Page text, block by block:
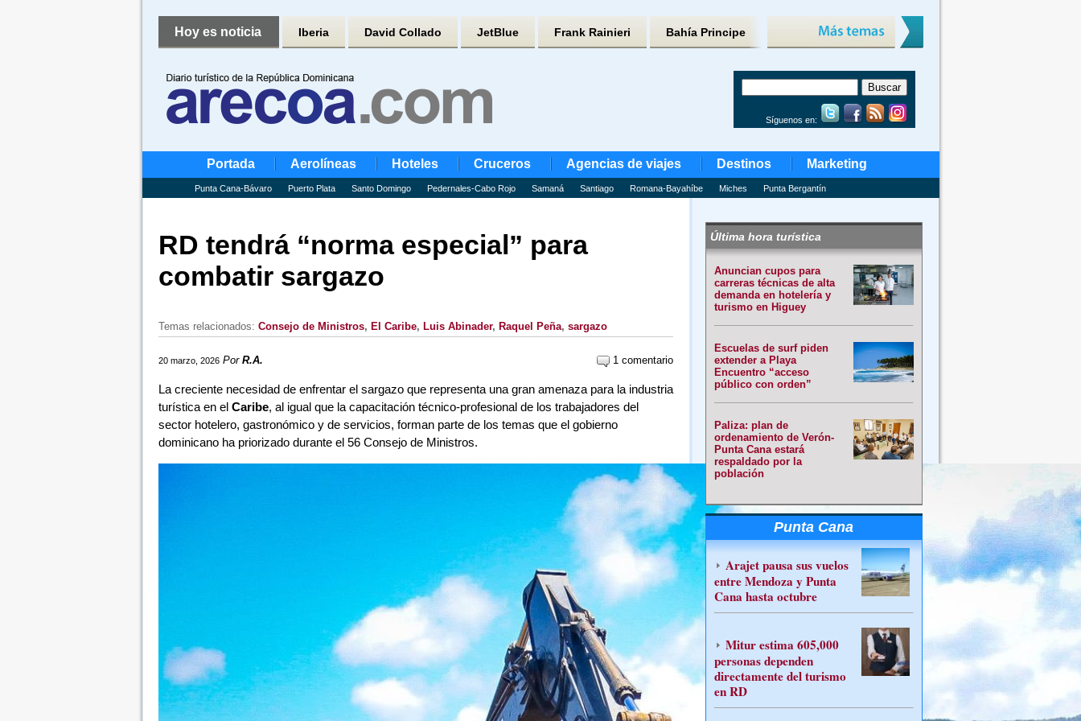
Hoy es noticia Iberia David Collado JetBlue Frank Rainieri Bahía Principe
Síguenos en:
Portada Aerolíneas Hoteles Cruceros Agencias de viajes Destinos Marketing
Punta Cana-Bávaro Puerto Plata Santo Domingo Pedernales-Cabo Rojo Samaná Santiago Romana-Bayahíbe Miches Punta Bergantín
RD tendrá “norma especial” para
combatir sargazo
Temas relacionados: Consejo de Ministros, El Caribe, Luis Abinader, Raquel Peña, sargazo
20 marzo, 2026 Por R.A. 1 comentario
La creciente necesidad de enfrentar el sargazo que representa una gran amenaza para la industria
turística en el Caribe, al igual que la capacitación técnico-profesional de los trabajadores del
sector hotelero, gastronómico y de servicios, forman parte de los temas que el gobierno
dominicano ha priorizado durante el 56 Consejo de Ministros.
Última hora turística
Anuncian cupos para
carreras técnicas de alta
demanda en hotelería y
turismo en Higuey
Escuelas de surf piden
extender a Playa
Encuentro “acceso
público con orden”
Paliza: plan de
ordenamiento de Verón-
Punta Cana estará
respaldado por la
población
Punta Cana
Arajet pausa sus vuelos
entre Mendoza y Punta
Cana hasta octubre
Mitur estima 605,000
personas dependen
directamente del turismo
en RD